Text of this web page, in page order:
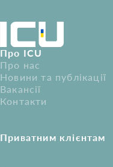
Про ICU
Про нас
Новини та публікації
Вакансії
Контакти
Приватним клієнтам